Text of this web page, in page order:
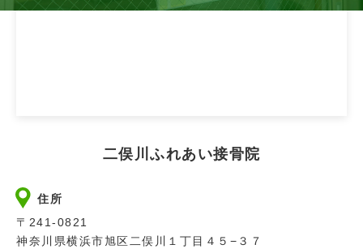
二俣川ふれあい接骨院
住所
〒241-0821
神奈川県横浜市旭区二俣川１丁目４５−３７